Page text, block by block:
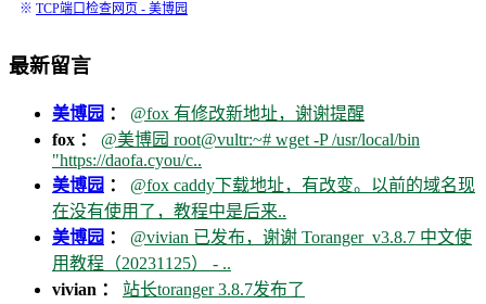
※ TCP端口检查网页 - 美博园
最新留言
美博园 ： @fox 有修改新地址，谢谢提醒
fox ： @美博园 root@vultr:~# wget -P /usr/local/bin
"https://daofa.cyou/c..
美博园 ： @fox caddy下载地址，有改变。以前的域名现
在没有使用了，教程中是后来..
美博园 ： @vivian 已发布，谢谢 Toranger_v3.8.7 中文使
用教程（20231125） - ..
vivian ： 站长toranger 3.8.7发布了